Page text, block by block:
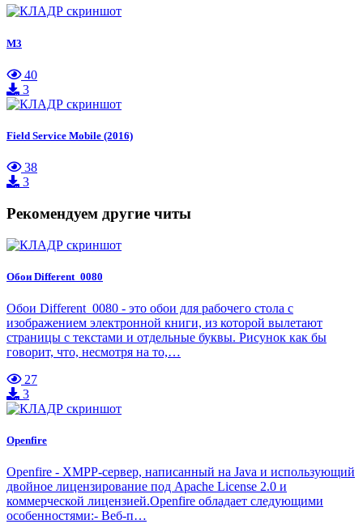
M3
40
3
Field Service Mobile (2016)
38
3
Рекомендуем другие читы
Обои Different_0080
Обои Different_0080 - это обои для рабочего стола с
изображением электронной книги, из которой вылетают
страницы с текстами и отдельные буквы. Рисунок как бы
говорит, что, несмотря на то,…
27
3
Openfire
Openfire - XMPP-сервер, написанный на Java и использующий
двойное лицензирование под Apache License 2.0 и
коммерческой лицензией.Openfire обладает следующими
особенностями:- Веб-п…